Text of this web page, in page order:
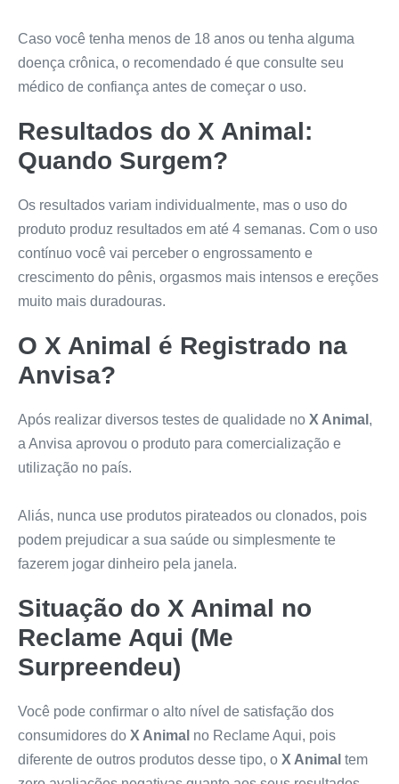
Caso você tenha menos de 18 anos ou tenha alguma
doença crônica, o recomendado é que consulte seu
médico de confiança antes de começar o uso.
Resultados do X Animal:
Quando Surgem?
Os resultados variam individualmente, mas o uso do
produto produz resultados em até 4 semanas. Com o uso
contínuo você vai perceber o engrossamento e
crescimento do pênis, orgasmos mais intensos e ereções
muito mais duradouras.
O X Animal é Registrado na
Anvisa?
Após realizar diversos testes de qualidade no X Animal ,
a Anvisa aprovou o produto para comercialização e
utilização no país.
Aliás, nunca use produtos pirateados ou clonados, pois
podem prejudicar a sua saúde ou simplesmente te
fazerem jogar dinheiro pela janela.
Situação do X Animal no
Reclame Aqui (Me
Surpreendeu)
Você pode confirmar o alto nível de satisfação dos
consumidores do X Animal no Reclame Aqui, pois
diferente de outros produtos desse tipo, o X Animal tem